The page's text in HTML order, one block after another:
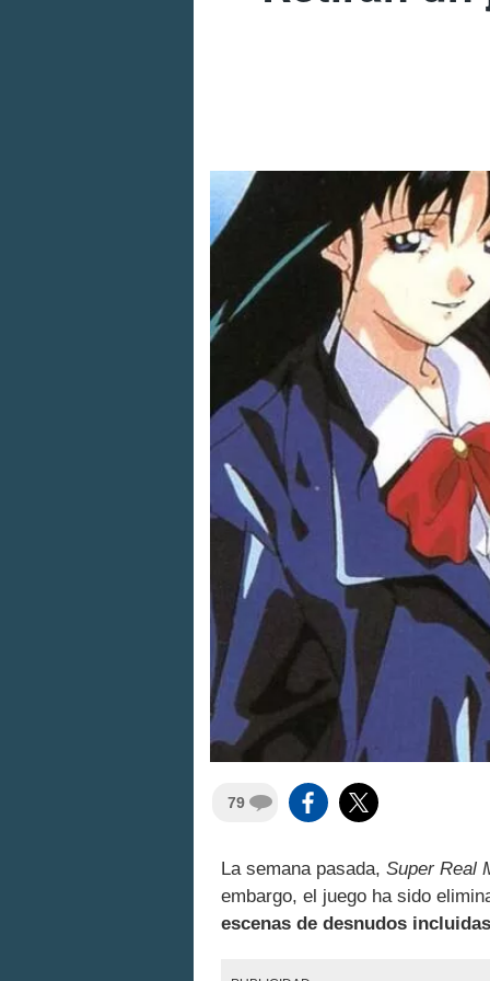
79
La semana pasada, Super Real
embargo, el juego ha sido
escenas de desnudos